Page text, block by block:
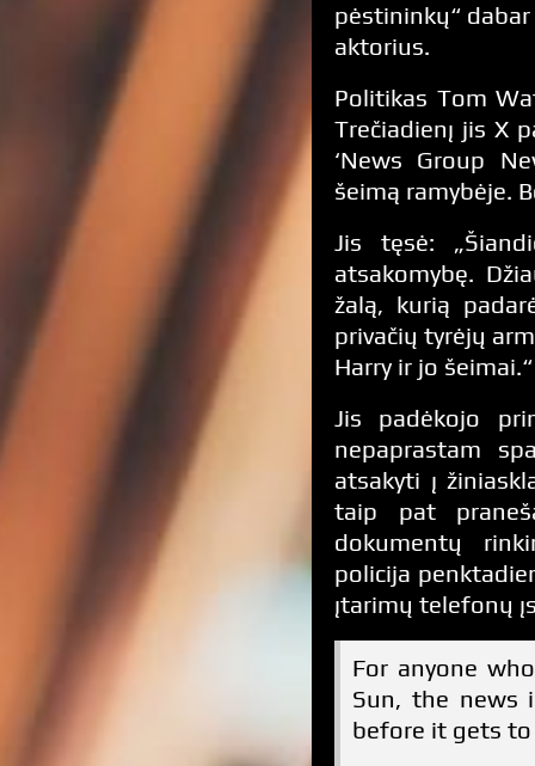
pėstininkų“
aktorius.
Politikas Tom
Trečiadienį jis X
‘News Group
šeimą ramybėje.
Jis tęsė:
atsakomybę.
žalą, kurią
privačių tyrėjų
Harry ir jo šeimai.“
Jis padėkojo
nepaprastam
atsakyti į
taip pat
dokumentų
policija
įtarimų telefonų
For anyone
Sun, the news
before it gets